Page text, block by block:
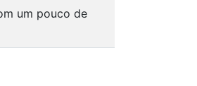
um pouco de